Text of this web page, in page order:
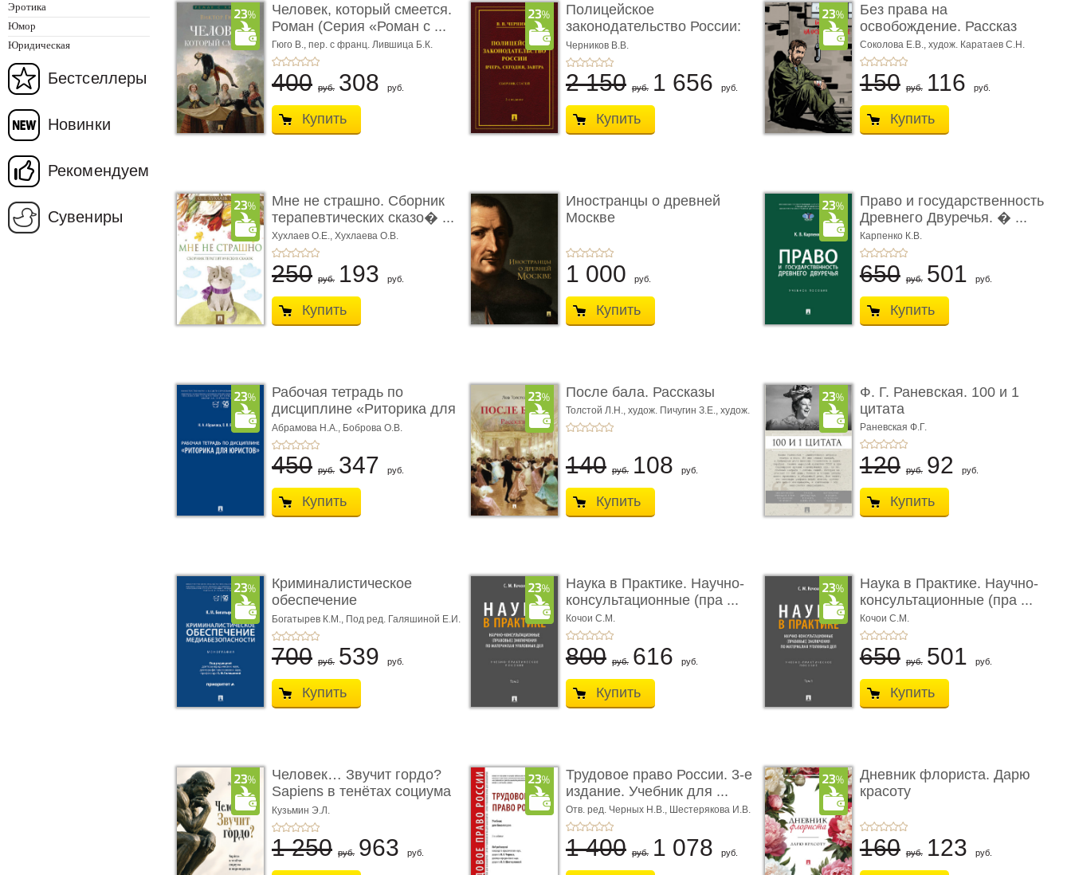
Эротика
Юмор
Юридическая
Бестселлеры
Новинки
Рекомендуем
Сувениры
Человек, который смеется.
Роман (Серия «Роман с ...
Гюго В., пер. с франц. Лившица Б.К.
400 руб. 308 руб.
Купить
Полицейское
законодательство России:
вчера, с� ...
Черников В.В.
2 150 руб. 1 656 руб.
Купить
Без права на
освобождение. Рассказ
Соколова Е.В., худож. Каратаев С.Н.
150 руб. 116 руб.
Купить
Мне не страшно. Сборник
терапевтических сказо� ...
Хухлаев О.Е., Хухлаева О.В.
250 руб. 193 руб.
Купить
Иностранцы о древней
Москве
1 000 руб.
Купить
Право и государственность
Древнего Двуречья. � ...
Карпенко К.В.
650 руб. 501 руб.
Купить
Рабочая тетрадь по
дисциплине «Риторика для
ю� ...
Абрамова Н.А., Боброва О.В.
450 руб. 347 руб.
Купить
После бала. Рассказы
Толстой Л.Н., худож. Пичугин З.Е., худож.
Лебедев А.И.,
140 руб. 108 руб.
Купить
Ф. Г. Раневская. 100 и 1
цитата
Раневская Ф.Г.
120 руб. 92 руб.
Купить
Криминалистическое
обеспечение
медиабезопас� ...
Богатырев К.М., Под ред. Галяшиной Е.И.
700 руб. 539 руб.
Купить
Наука в Практике. Научно-
консультационные (пра ...
Кочои С.М.
800 руб. 616 руб.
Купить
Наука в Практике. Научно-
консультационные (пра ...
Кочои С.М.
650 руб. 501 руб.
Купить
Человек… Звучит гордо?
Sapiens в тенётах социума
� ...
Кузьмин Э.Л.
1 250 руб. 963 руб.
Трудовое право России. 3-е
издание. Учебник для ...
Отв. ред. Черных Н.В., Шестерякова И.В.
1 400 руб. 1 078 руб.
Дневник флориста. Дарю
красоту
160 руб. 123 руб.